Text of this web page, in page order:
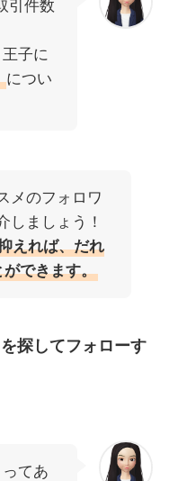
引件数
子に
につい
メのフォロワ
しましょう！
えれば、だれ
ができます。
探してフォローす
てあ